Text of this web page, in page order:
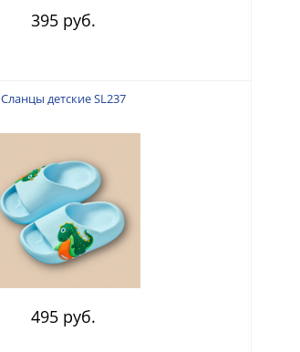
395 руб.
Сланцы детские SL237
495 руб.